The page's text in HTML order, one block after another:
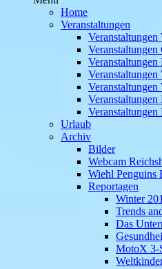
Home
Veranstaltungen
Veranstaltungen
Veranstaltungen
Veranstaltungen
Veranstaltungen
Veranstaltungen
Urlaub
Archiv
Bilder
Webcam
Wiehl Penguins
Reportagen
Winter
Trends
Das
MotoX 3-